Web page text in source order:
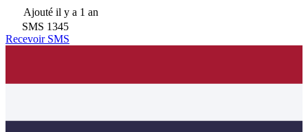
Ajouté il y a 1 an
SMS 1345
Recevoir SMS